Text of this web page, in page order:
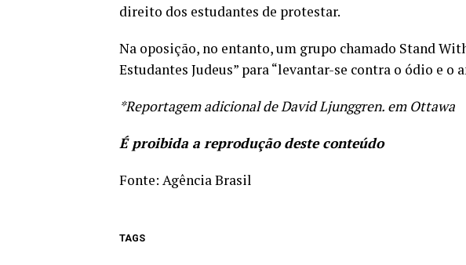
direito dos estudantes de protestar.
Na oposição, no entanto, um grupo chamado Stand
Estudantes Judeus” para “levantar-se contra o ódio e o
*Reportagem adicional de David Ljunggren. em Ottawa
É proibida a reprodução deste conteúdo
Fonte: Agência Brasil
TAGS